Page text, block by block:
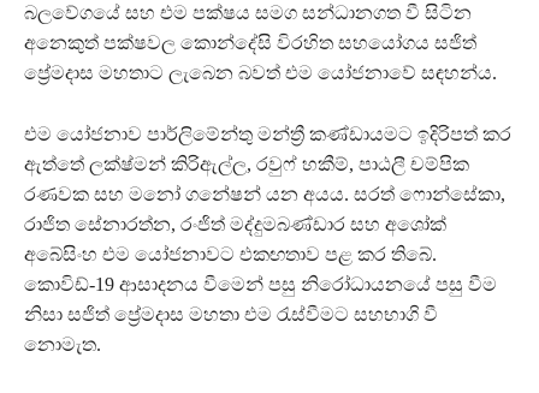
බලවේගයේ සහ එම පක්ෂය සමග සන්ධානගත වී සිටින
අනෙකුත් පක්ෂවල කොන්දේසි විරහිත සහයෝගය සජිත්
ප්‍රේමදාස මහතාට ලැබෙන බවත් එම යෝජනාවේ සඳහන්ය.
එම යෝජනාව පාර්ලිමේන්තු මන්ත්‍රී කණ්ඩායමට ඉදිරිපත් කර
ඇත්තේ ලක්ෂ්මන් කිරිඇල්ල, රවුෆ් හකීම්, පාඨලී චම්පික
රණවක සහ මනෝ ගනේෂන් යන අයය. සරත් ෆොන්සේකා,
රාජිත සේනාරත්න, රංජිත් මද්දුමබණ්ඩාර සහ අශෝක්
අබේසිංහ එම යෝජනාවට එකඟතාව පළ කර තිබේ.
කොවිඩ්-19 ආසාදනය වීමෙන් පසු නිරෝධායනයේ පසු වීම
නිසා සජිත් ප්‍රේමදාස මහතා එම රැස්වීමට සහභාගි වී
නොමැත.